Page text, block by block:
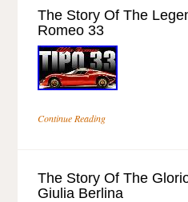
The Story Of The
Romeo 33
Continue Reading
The Story Of The
Giulia Berlina